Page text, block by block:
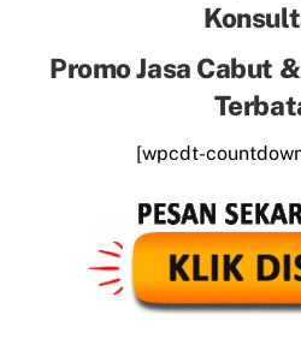
Promo Jasa Cabut
[wpcdt-